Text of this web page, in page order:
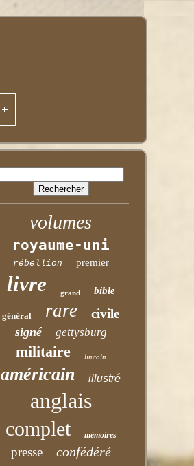
volumes
royaume-uni
rébellion premier
livre grand bible
général rare civile
signé gettysburg
militaire lincoln
américain illustré
anglais
complet mémoires
presse confédéré